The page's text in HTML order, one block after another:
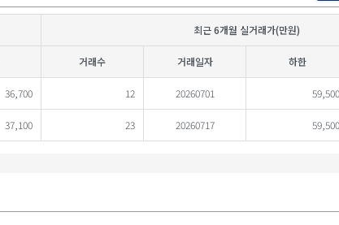
최근 6개월 실거래가(만원)
거래수 거래일자 하한
36,700 12 20260701 59,500
37,100 23 20260717 59,500